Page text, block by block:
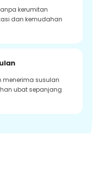
kerumitan
dan kemudahan
menerima susulan
ubat sepanjang